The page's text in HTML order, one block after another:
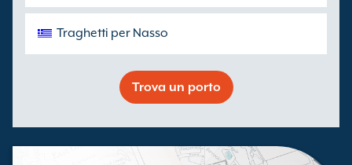
Traghetti per Nasso
Trova un porto